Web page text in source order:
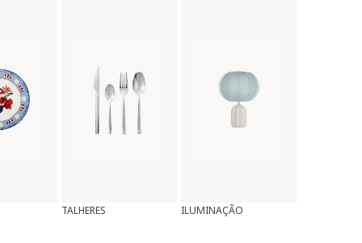
TALHERES ILUMINAÇÃO